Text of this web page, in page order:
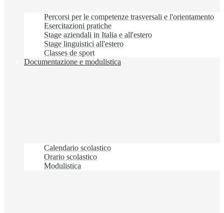
Percorsi per le competenze trasversali e l'orientamento
Esercitazioni pratiche
Stage aziendali in Italia e all'estero
Stage linguistici all'estero
Classes de sport
Documentazione e modulistica
Calendario scolastico
Orario scolastico
Modulistica